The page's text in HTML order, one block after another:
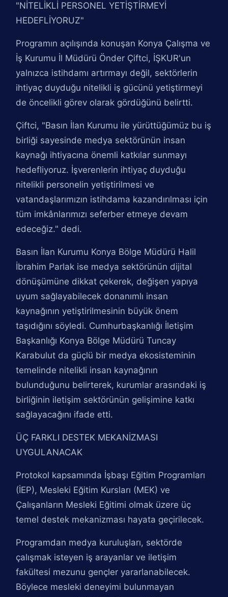
"NİTELİKLİ PERSONEL YETİŞTİRMEYİ
HEDEFLİYORUZ"
Programın açılışında konuşan Konya Çalışma ve
İş Kurumu İl Müdürü Önder Çiftci, İŞKUR'un
yalnızca istihdamı artırmayı değil, sektörlerin
ihtiyaç duyduğu nitelikli iş gücünü yetiştirmeyi
de öncelikli görev olarak gördüğünü belirtti.
Çiftci, "Basın İlan Kurumu ile yürüttüğümüz bu iş
birliği sayesinde medya sektörünün insan
kaynağı ihtiyacına önemli katkılar sunmayı
hedefliyoruz. İşverenlerin ihtiyaç duyduğu
nitelikli personelin yetiştirilmesi ve
vatandaşlarımızın istihdama kazandırılması için
tüm imkânlarımızı seferber etmeye devam
edeceğiz." dedi.
Basın İlan Kurumu Konya Bölge Müdürü Halil
İbrahim Parlak ise medya sektörünün dijital
dönüşümüne dikkat çekerek, değişen yapıya
uyum sağlayabilecek donanımlı insan
kaynağının yetiştirilmesinin büyük önem
taşıdığını söyledi. Cumhurbaşkanlığı İletişim
Başkanlığı Konya Bölge Müdürü Tuncay
Karabulut da güçlü bir medya ekosisteminin
temelinde nitelikli insan kaynağının
bulunduğunu belirterek, kurumlar arasındaki iş
birliğinin iletişim sektörünün gelişimine katkı
sağlayacağını ifade etti.
ÜÇ FARKLI DESTEK MEKANİZMASI
UYGULANACAK
Protokol kapsamında İşbaşı Eğitim Programları
(İEP), Mesleki Eğitim Kursları (MEK) ve
Çalışanların Mesleki Eğitimi olmak üzere üç
temel destek mekanizması hayata geçirilecek.
Programdan medya kuruluşları, sektörde
çalışmak isteyen iş arayanlar ve iletişim
fakültesi mezunu gençler yararlanabilecek.
Böylece mesleki deneyimi bulunmayan